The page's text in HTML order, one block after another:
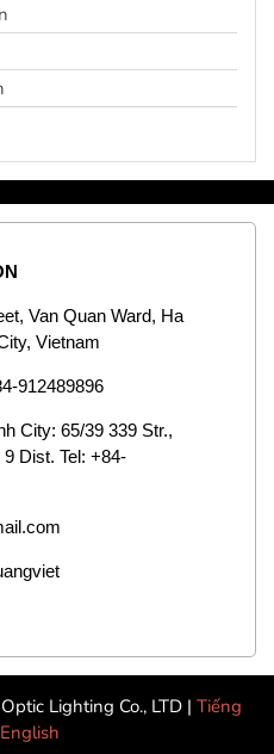
Van Quan Ward, Ha
Vietnam
912489896
City: 65/39 339 Str.,
Dist. Tel: +84-
Lighting Co., LTD | Tiếng
English